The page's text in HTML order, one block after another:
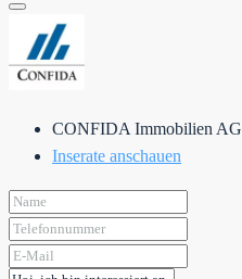
CONFIDA Immobilien AG
Inserate anschauen